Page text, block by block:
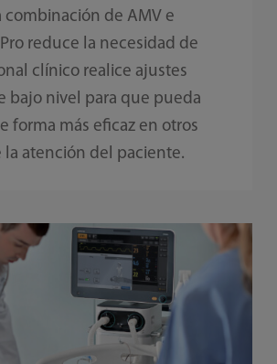
combinación de AMV e
reduce la necesidad de
clínico realice ajustes
bajo nivel para que pueda
forma más eficaz en otros
la atención del paciente.